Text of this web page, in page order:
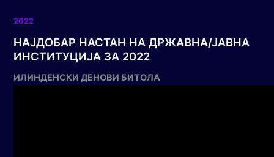
2022
НАЈДОБАР НАСТАН НА ДРЖАВНА/ЈАВНА
ИНСТИТУЦИЈА ЗА 2022
ИЛИНДЕНСКИ ДЕНОВИ БИТОЛА